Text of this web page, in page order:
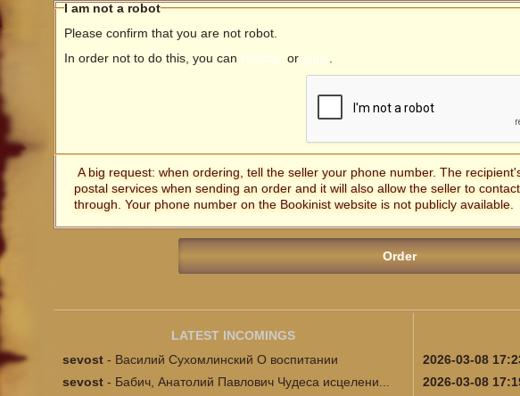
I am not a robot
Please confirm that you are not robot.
In order not to do this, you can register or login
A big request: when ordering, tell the seller your phone number. The
postal services when sending an order and it will also allow the seller to
through. Your phone number on the Bookinist website is not publicly available.
LATEST INCOMINGS
sevost - Василий Сухомлинский О воспитании
sevost - Бабич, Анатолий Павлович Чудеса исцелени...
2026-03-08
2026-03-08